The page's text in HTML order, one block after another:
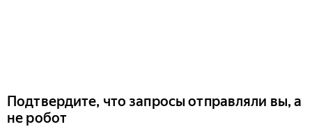
Подтвердите, что запросы отправляли вы, а
не робот